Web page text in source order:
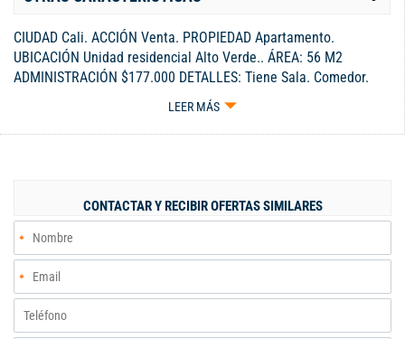
CIUDAD Cali. ACCIÓN Venta. PROPIEDAD Apartamento.
UBICACIÓN Unidad residencial Alto Verde.. ÁREA: 56 M2
ADMINISTRACIÓN $177.000 DETALLES: Tiene Sala. Comedor.
Cocina Integral. Zona de Ropas. Tres habitaciones. Dos baños.
Balcón. CÓDIGO: K101A4245P5A503E4A12 PRECIO DE VENTA
LEER MÁS
CONTACTAR Y RECIBIR OFERTAS SIMILARES